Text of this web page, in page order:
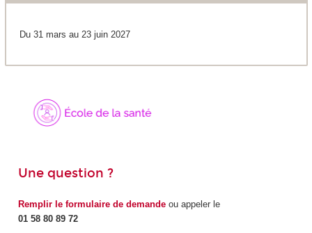
Du 31 mars au 23 juin 2027
Une question ?
Remplir le formulaire de demandeou appeler le
01 58 80 89 72